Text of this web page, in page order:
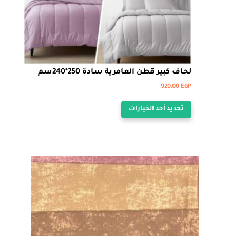
لحاف كبير قطن العامرية سادة 250*240سم
920,00 EGP
تحديد أحد الخيارات
لهذا
يمكن
اختيار
الخيارات
على